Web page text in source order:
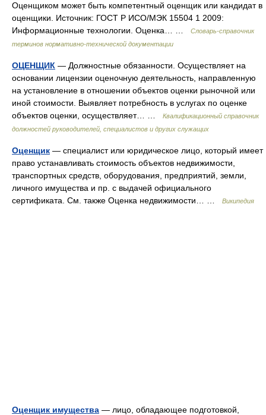
Оценщиком может быть компетентный оценщик или кандидат в
оценщики. Источник: ГОСТ Р ИСО/МЭК 15504 1 2009:
Информационные технологии. Оценка… …
Словарь-справочник
терминов нормативно-технической документации
ОЦЕНЩИК — Должностные обязанности. Осуществляет на
основании лицензии оценочную деятельность, направленную
на установление в отношении объектов оценки рыночной или
иной стоимости. Выявляет потребность в услугах по оценке
объектов оценки, осуществляет… …
Квалификационный справочник
должностей руководителей, специалистов и других служащих
Оценщик — специалист или юридическое лицо, который имеет
право устанавливать стоимость объектов недвижимости,
транспортных средств, оборудования, предприятий, земли,
личного имущества и пр. с выдачей официального
сертификата. См. также Оценка недвижимости… …
Википедия
Оценщик имущества — лицо, обладающее подготовкой,